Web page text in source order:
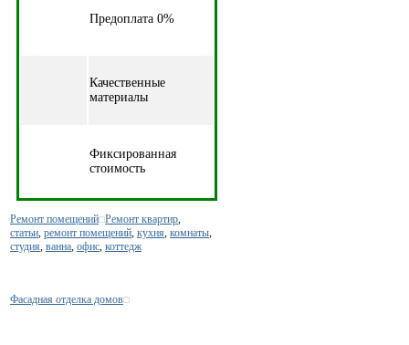
Предоплата 0%
Качественные
материалы
Фиксированная
стоимость
Ремонт помещений Ремонт квартир,
статьи, ремонт помещений, кухня, комнаты,
студия, ванна, офис, коттедж
Фасадная отделка домов